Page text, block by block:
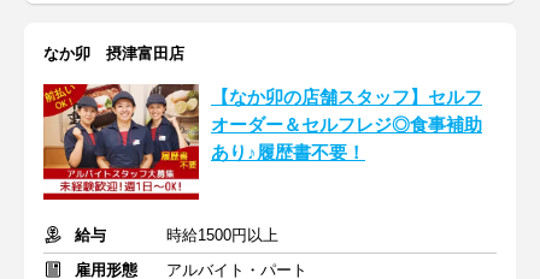
なか卯 摂津富田店
【なか卯の店舗スタッフ】セルフ
オーダー＆セルフレジ◎食事補助
あり♪履歴書不要！
給与
時給1500円以上
雇用形態
アルバイト・パート